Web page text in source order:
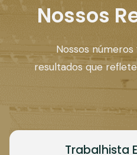
Nossos
Nossos
resultados que
Trabalhista